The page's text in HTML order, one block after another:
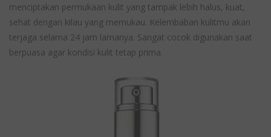
menciptakan permukaan kulit yang tampak lebih halus, kuat,
sehat dengan kilau yang memukau. Kelembaban kulitmu akan
terjaga selama 24 jam lamanya. Sangat cocok digunakan saat
berpuasa agar kondisi kulit tetap prima.